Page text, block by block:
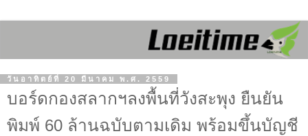
วันอาทิตย์ที่ 20 มีนาคม พ.ศ. 2559
บอร์ดกองสลากฯลงพื้นที่วังสะพุง ยืนยัน
พิมพ์ 60 ล้านฉบับตามเดิม พร้อมขึ้นบัญชี